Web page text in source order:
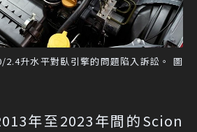
2.4升水平對臥引擎的問題陷入訴訟。 圖
年至2023年間的Scion